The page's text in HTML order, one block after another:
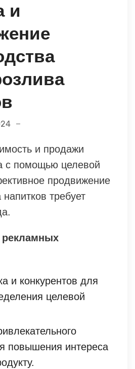
и
и продажи
с помощью целевой
продвижение
требует
и конкурентов для
целевой
повышения интереса